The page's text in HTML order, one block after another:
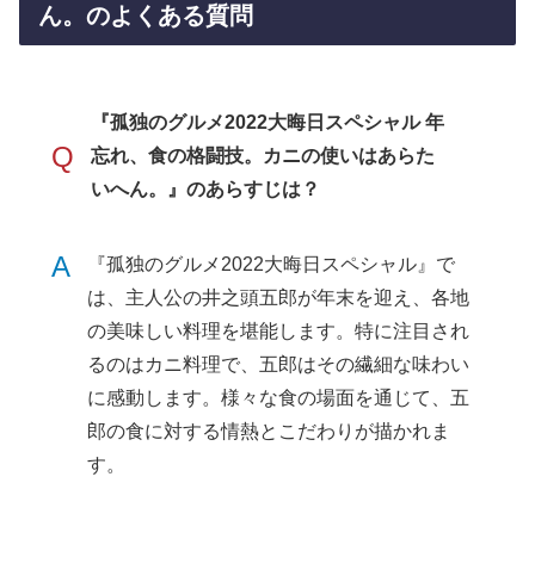
ん。のよくある質問
Q
『孤独のグルメ2022大晦日スペシャル 年
忘れ、食の格闘技。カニの使いはあらた
いへん。』のあらすじは？
A
『孤独のグルメ2022大晦日スペシャル』で
は、主人公の井之頭五郎が年末を迎え、各地
の美味しい料理を堪能します。特に注目され
るのはカニ料理で、五郎はその繊細な味わい
に感動します。様々な食の場面を通じて、五
郎の食に対する情熱とこだわりが描かれま
す。